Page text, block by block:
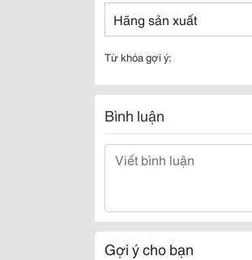
Hãng sản xuất
Từ khóa gợi ý:
Bình luận
Gợi ý cho bạn